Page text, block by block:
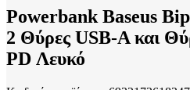
Powerbank Baseus
2 Θύρες USB-A και
PD Λευκό